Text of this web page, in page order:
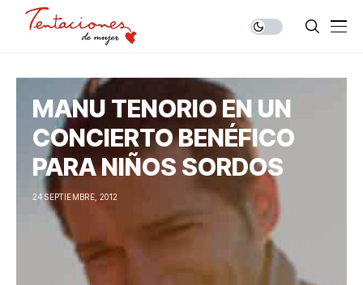
MANU TENORIO EN UN
CONCIERTO BENÉFICO
PARA NIÑOS SORDOS
24 SEPTIEMBRE, 2012